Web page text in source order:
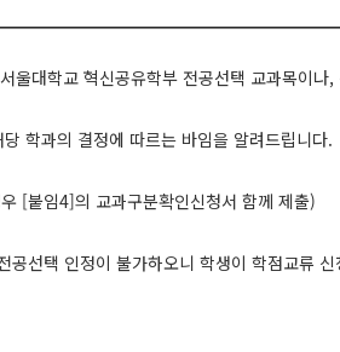
울대학교 혁신공유학부 전공선택 교과목이나,
학과의 결정에 따르는 바임을 알려드립니다.
[붙임4]의 교과구분확인신청서 함께 제출)
선택 인정이 불가하오니 학생이 학점교류 신